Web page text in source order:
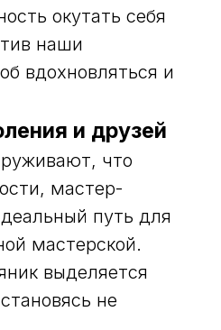
окутать себя
наши
вдохновляться и
и друзей
что
мастер-
путь для
мастерской.
выделяется
не